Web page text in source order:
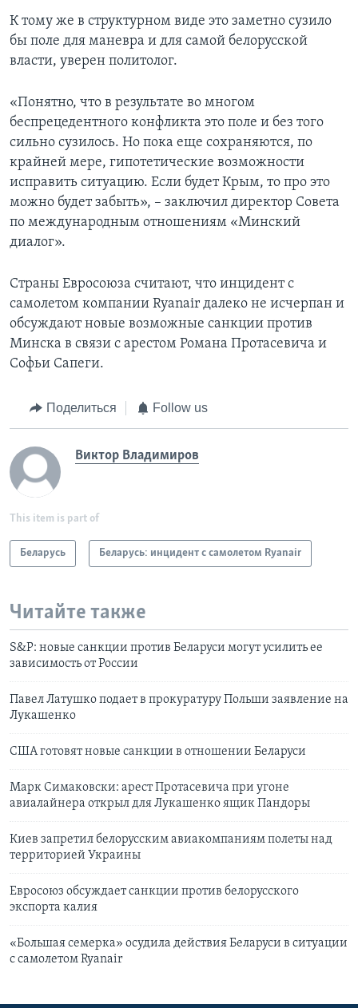
К тому же в структурном виде это заметно сузило
бы поле для маневра и для самой белорусской
власти, уверен политолог.
«Понятно, что в результате во многом
беспрецедентного конфликта это поле и без того
сильно сузилось. Но пока еще сохраняются, по
крайней мере, гипотетические возможности
исправить ситуацию. Если будет Крым, то про это
можно будет забыть», – заключил директор Совета
по международным отношениям «Минский
диалог».
Страны Евросоюза считают, что инцидент с
самолетом компании Ryanair далеко не исчерпан и
обсуждают новые возможные санкции против
Минска в связи с арестом Романа Протасевича и
Софьи Сапеги.
Поделиться Follow us
Виктор Владимиров
This item is part of
Беларусь Беларусь: инцидент с самолетом Ryanair
Читайте также
S&P: новые санкции против Беларуси могут усилить ее
зависимость от России
Павел Латушко подает в прокуратуру Польши заявление на
Лукашенко
США готовят новые санкции в отношении Беларуси
Марк Симаковски: арест Протасевича при угоне
авиалайнера открыл для Лукашенко ящик Пандоры
Киев запретил белорусским авиакомпаниям полеты над
территорией Украины
Евросоюз обсуждает санкции против белорусского
экспорта калия
«Большая семерка» осудила действия Беларуси в ситуации
с самолетом Ryanair